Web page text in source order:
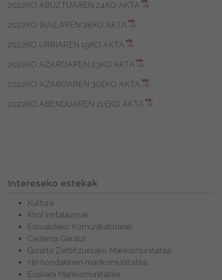
2022KO ABUZTUAREN 24KO AKTA
2022KO IRAILAREN 28KO AKTA
2022KO URRIAREN 19KO AKTA
2022KO AZAROAREN 23KO AKTA
2022KO AZAROAREN 30EKO AKTA
2022KO ABENDUAREN 21EKO AKTA
Intereseko estekak
Kultura
Kirol instalazioak
Eskualdeko Komunikabideak
Cederna Garalur
Gizarte Zerbitzuetako Mankomunitatea
Hiri hondakinen mankomunitatea
Euskara Mankomunitatea